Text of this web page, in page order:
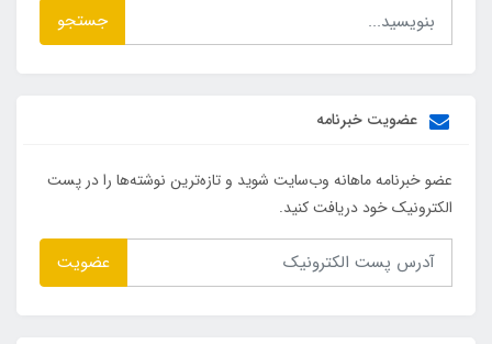
جستجو
عضویت خبرنامه
عضو خبرنامه ماهانه وب‌سایت شوید و تازه‌ترین نوشته‌ها را در پست
الکترونیک خود دریافت کنید.
عضویت